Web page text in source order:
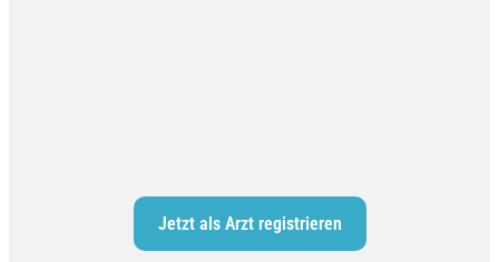
Jetzt als Arzt registrieren